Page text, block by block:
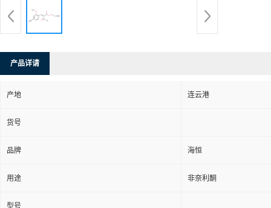
产品详请
产地 连云港
货号
品牌 海恒
用途 非奈利酮
型号